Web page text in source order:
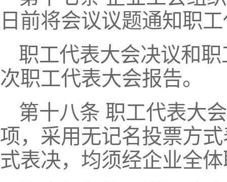
日前将会议议题通知职
职工代表大会决议和
次职工代表大会报告。
第十八条 职工代表大
项，采用无记名投票方
式表决，均须经企业全